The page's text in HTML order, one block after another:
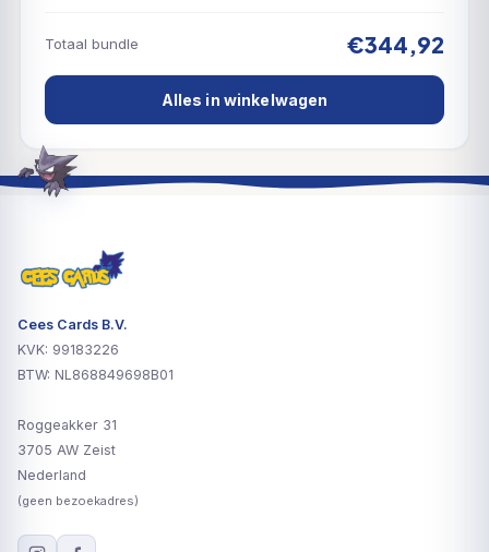
Totaal bundle €344,92
Alles in winkelwagen
Cees Cards B.V.
KVK: 99183226
BTW: NL868849698B01
Roggeakker 31
3705 AW Zeist
Nederland
(geen bezoekadres)